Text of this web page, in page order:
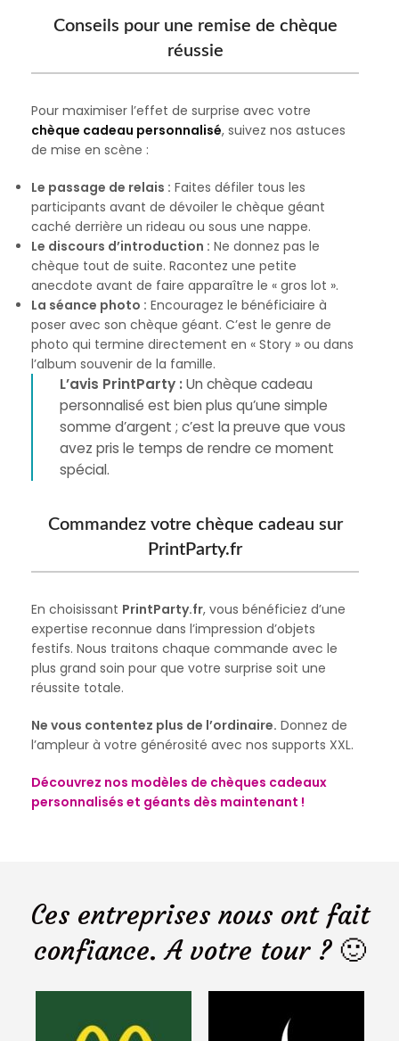
Conseils pour une remise de chèque
réussie
Pour maximiser l’effet de surprise avec votre
chèque cadeau personnalisé, suivez nos astuces
de mise en scène :
Le passage de relais : Faites défiler tous les
participants avant de dévoiler le chèque géant
caché derrière un rideau ou sous une nappe.
Le discours d’introduction : Ne donnez pas le
chèque tout de suite. Racontez une petite
anecdote avant de faire apparaître le « gros lot ».
La séance photo : Encouragez le bénéficiaire à
poser avec son chèque géant. C’est le genre de
photo qui termine directement en « Story » ou dans
l’album souvenir de la famille.
L’avis PrintParty :Un chèque cadeau
personnalisé est bien plus qu’une simple
somme d’argent ; c’est la preuve que vous
avez pris le temps de rendre ce moment
spécial.
Commandez votre chèque cadeau sur
PrintParty.fr
En choisissant PrintParty.fr, vous bénéficiez d’une
expertise reconnue dans l’impression d’objets
festifs. Nous traitons chaque commande avec le
plus grand soin pour que votre surprise soit une
réussite totale.
Ne vous contentez plus de l’ordinaire. Donnez de
l’ampleur à votre générosité avec nos supports XXL.
Découvrez nos modèles de chèques cadeaux
personnalisés et géants dès maintenant !
Ces entreprises nous ont fait
confiance. A votre tour ? 🙂